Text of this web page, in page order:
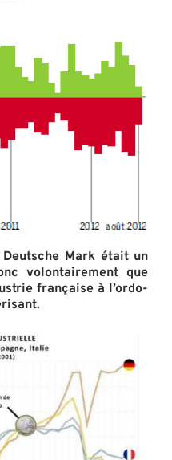
Mark était un
volontairement que
française à l’ordo-